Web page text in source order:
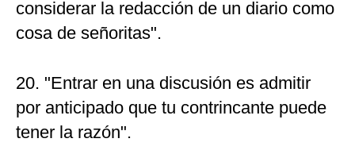
considerar la redacción de un diario como
cosa de señoritas".
20. "Entrar en una discusión es admitir
por anticipado que tu contrincante puede
tener la razón".